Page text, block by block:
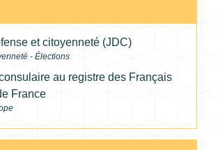
et citoyenneté (JDC)
- Élections
au registre des Français
France